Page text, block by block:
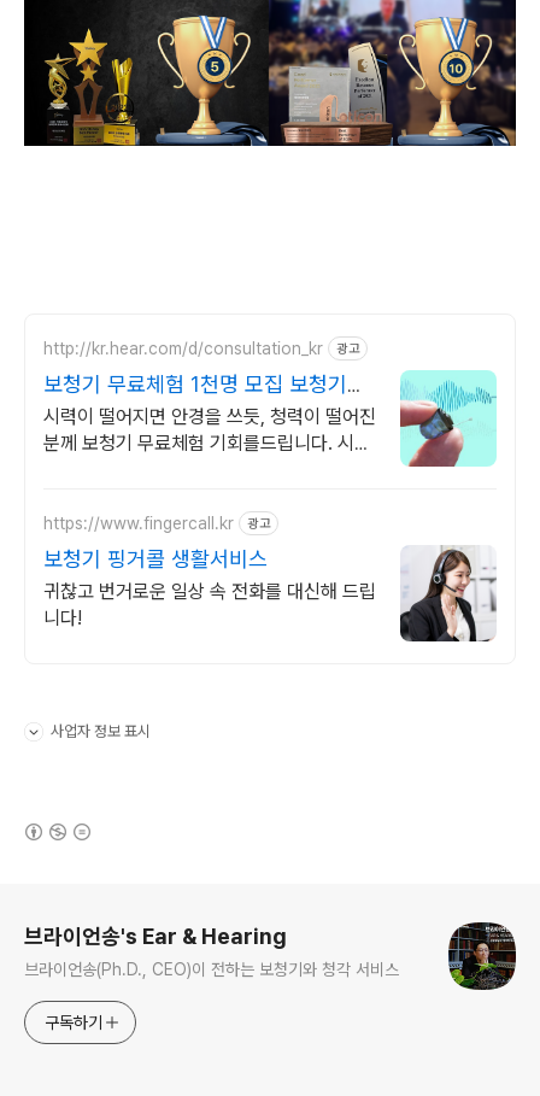
http://kr.hear.com/d/consultation_kr 광고
보청기 무료체험 1천명 모집 보청기필
요한지 테스트해보세요
시력이 떨어지면 안경을 쓰듯, 청력이 떨어진
분께 보청기 무료체험 기회를드립니다. 시력
https://www.fingercall.kr 광고
보청기 핑거콜 생활서비스
귀찮고 번거로운 일상 속 전화를 대신해 드립
니다!
사업자 정보 표시
브라이언송's Ear & Hearing
브라이언송(Ph.D., CEO)이 전하는 보청기와 청각 서비스
구독하기